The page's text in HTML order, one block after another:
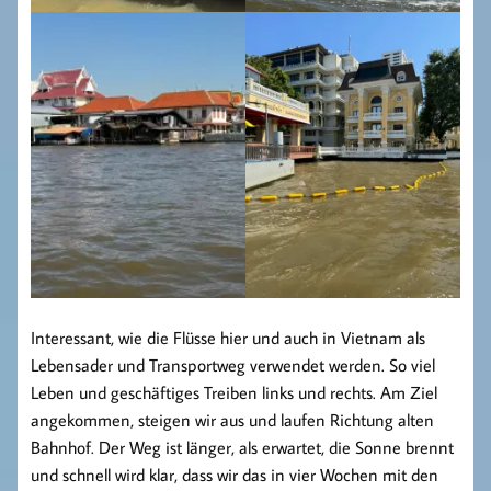
Interessant, wie die Flüsse hier und auch in Vietnam als
Lebensader und Transportweg verwendet werden. So viel
Leben und geschäftiges Treiben links und rechts. Am Ziel
angekommen, steigen wir aus und laufen Richtung alten
Bahnhof. Der Weg ist länger, als erwartet, die Sonne brennt
und schnell wird klar, dass wir das in vier Wochen mit den